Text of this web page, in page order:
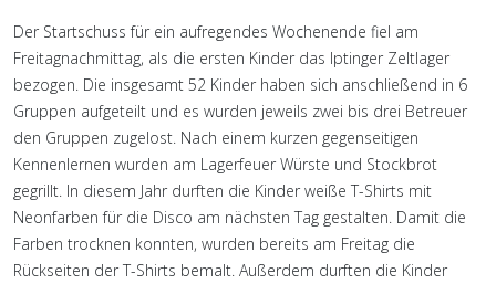
Der Startschuss für ein aufregendes Wochenende fiel am
Freitagnachmittag, als die ersten Kinder das Iptinger Zeltlager
bezogen. Die insgesamt 52 Kinder haben sich anschließend in 6
Gruppen aufgeteilt und es wurden jeweils zwei bis drei Betreuer
den Gruppen zugelost. Nach einem kurzen gegenseitigen
Kennenlernen wurden am Lagerfeuer Würste und Stockbrot
gegrillt. In diesem Jahr durften die Kinder weiße T-Shirts mit
Neonfarben für die Disco am nächsten Tag gestalten. Damit die
Farben trocknen konnten, wurden bereits am Freitag die
Rückseiten der T-Shirts bemalt. Außerdem durften die Kinder